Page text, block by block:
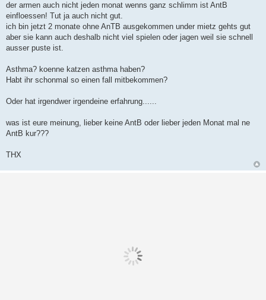
der armen auch nicht jeden monat wenns ganz schlimm ist AntB
einfloessen! Tut ja auch nicht gut.
ich bin jetzt 2 monate ohne AnTB ausgekommen under mietz gehts gut
aber sie kann auch deshalb nicht viel spielen oder jagen weil sie schnell
ausser puste ist.
Asthma? koenne katzen asthma haben?
Habt ihr schonmal so einen fall mitbekommen?
Oder hat irgendwer irgendeine erfahrung......
was ist eure meinung, lieber keine AntB oder lieber jeden Monat mal ne
AntB kur???
THX